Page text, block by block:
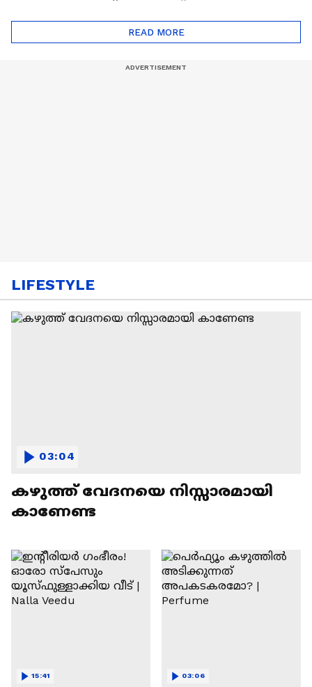
ഒറിയോണിന്റെ യാത്ര
ആരംഭിച്ചു
READ MORE
LIFESTYLE
കഴുത്ത് വേദനയെ നിസ്സാരമായി
കാണേണ്ട
03:04
15:41 03:06